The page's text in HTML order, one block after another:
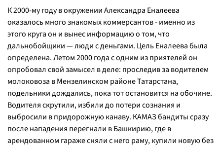
К 2000-му году в окружении Александра Еналеева
оказалось много знакомых коммерсантов - именно из
этого круга он и вынес информацию о том, что
дальнобойщики — люди с деньгами. Цель Еналеева была
определена. Летом 2000 года с одним из приятелей он
опробовал свой замысел в деле: проследив за водителем
молоковоза в Мензелинском районе Татарстана,
подельники дождались, пока тот остановится на обочине.
Водителя скрутили, избили до потери сознания и
выбросили в придорожную канаву. КАМАЗ бандиты сразу
после нападения перегнали в Башкирию, где в
арендованном гараже сняли с него раму, купили новую без